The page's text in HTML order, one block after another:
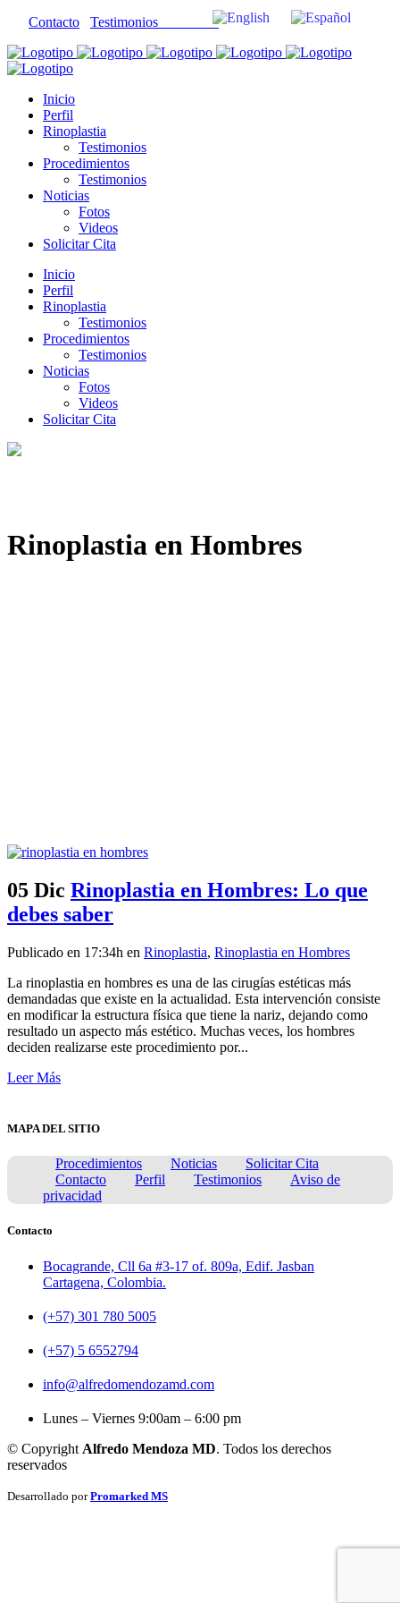
Contacto Testimonios
Inicio
Perfil
Rinoplastia
Testimonios
Procedimientos
Testimonios
Noticias
Fotos
Videos
Solicitar Cita
Inicio
Perfil
Rinoplastia
Testimonios
Procedimientos
Testimonios
Noticias
Fotos
Videos
Solicitar Cita
Rinoplastia en Hombres
05 Dic Rinoplastia en Hombres: Lo que
debes saber
Publicado en 17:34h en Rinoplastia, Rinoplastia en Hombres
La rinoplastia en hombres es una de las cirugías estéticas más
demandadas que existe en la actualidad. Esta intervención consiste
en modificar la estructura física que tiene la nariz, dejando como
resultado un aspecto más estético. Muchas veces, los hombres
deciden realizarse este procedimiento por...
Leer Más
MAPA DEL SITIO
Procedimientos Noticias
Solicitar Cita
Contacto
Perfil Testimonios
Aviso de
privacidad
Contacto
Bocagrande, Cll 6a #3-17 of. 809a, Edif. Jasban
Cartagena, Colombia.
(+57) 301 780 5005
(+57) 5 6552794
info@alfredomendozamd.com
Lunes – Viernes 9:00am – 6:00 pm
© Copyright Alfredo Mendoza MD. Todos los derechos
reservados
Desarrollado porPromarked MS